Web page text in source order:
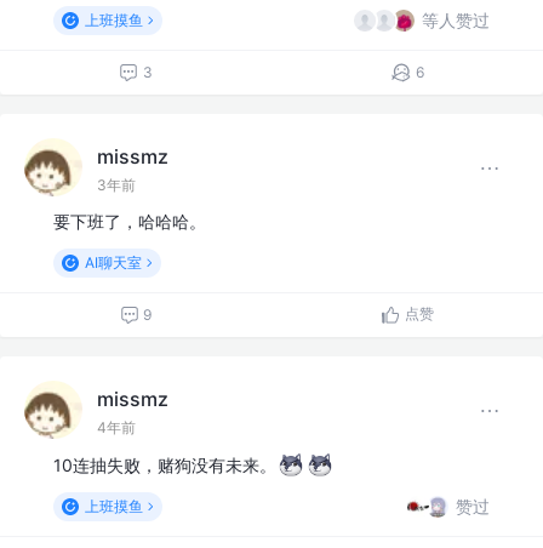
上班摸鱼 等人赞过
3 6
missmz
3年前
要下班了，哈哈哈。
AI聊天室
9 点赞
missmz
4年前
10连抽失败，赌狗没有未来。
上班摸鱼 赞过